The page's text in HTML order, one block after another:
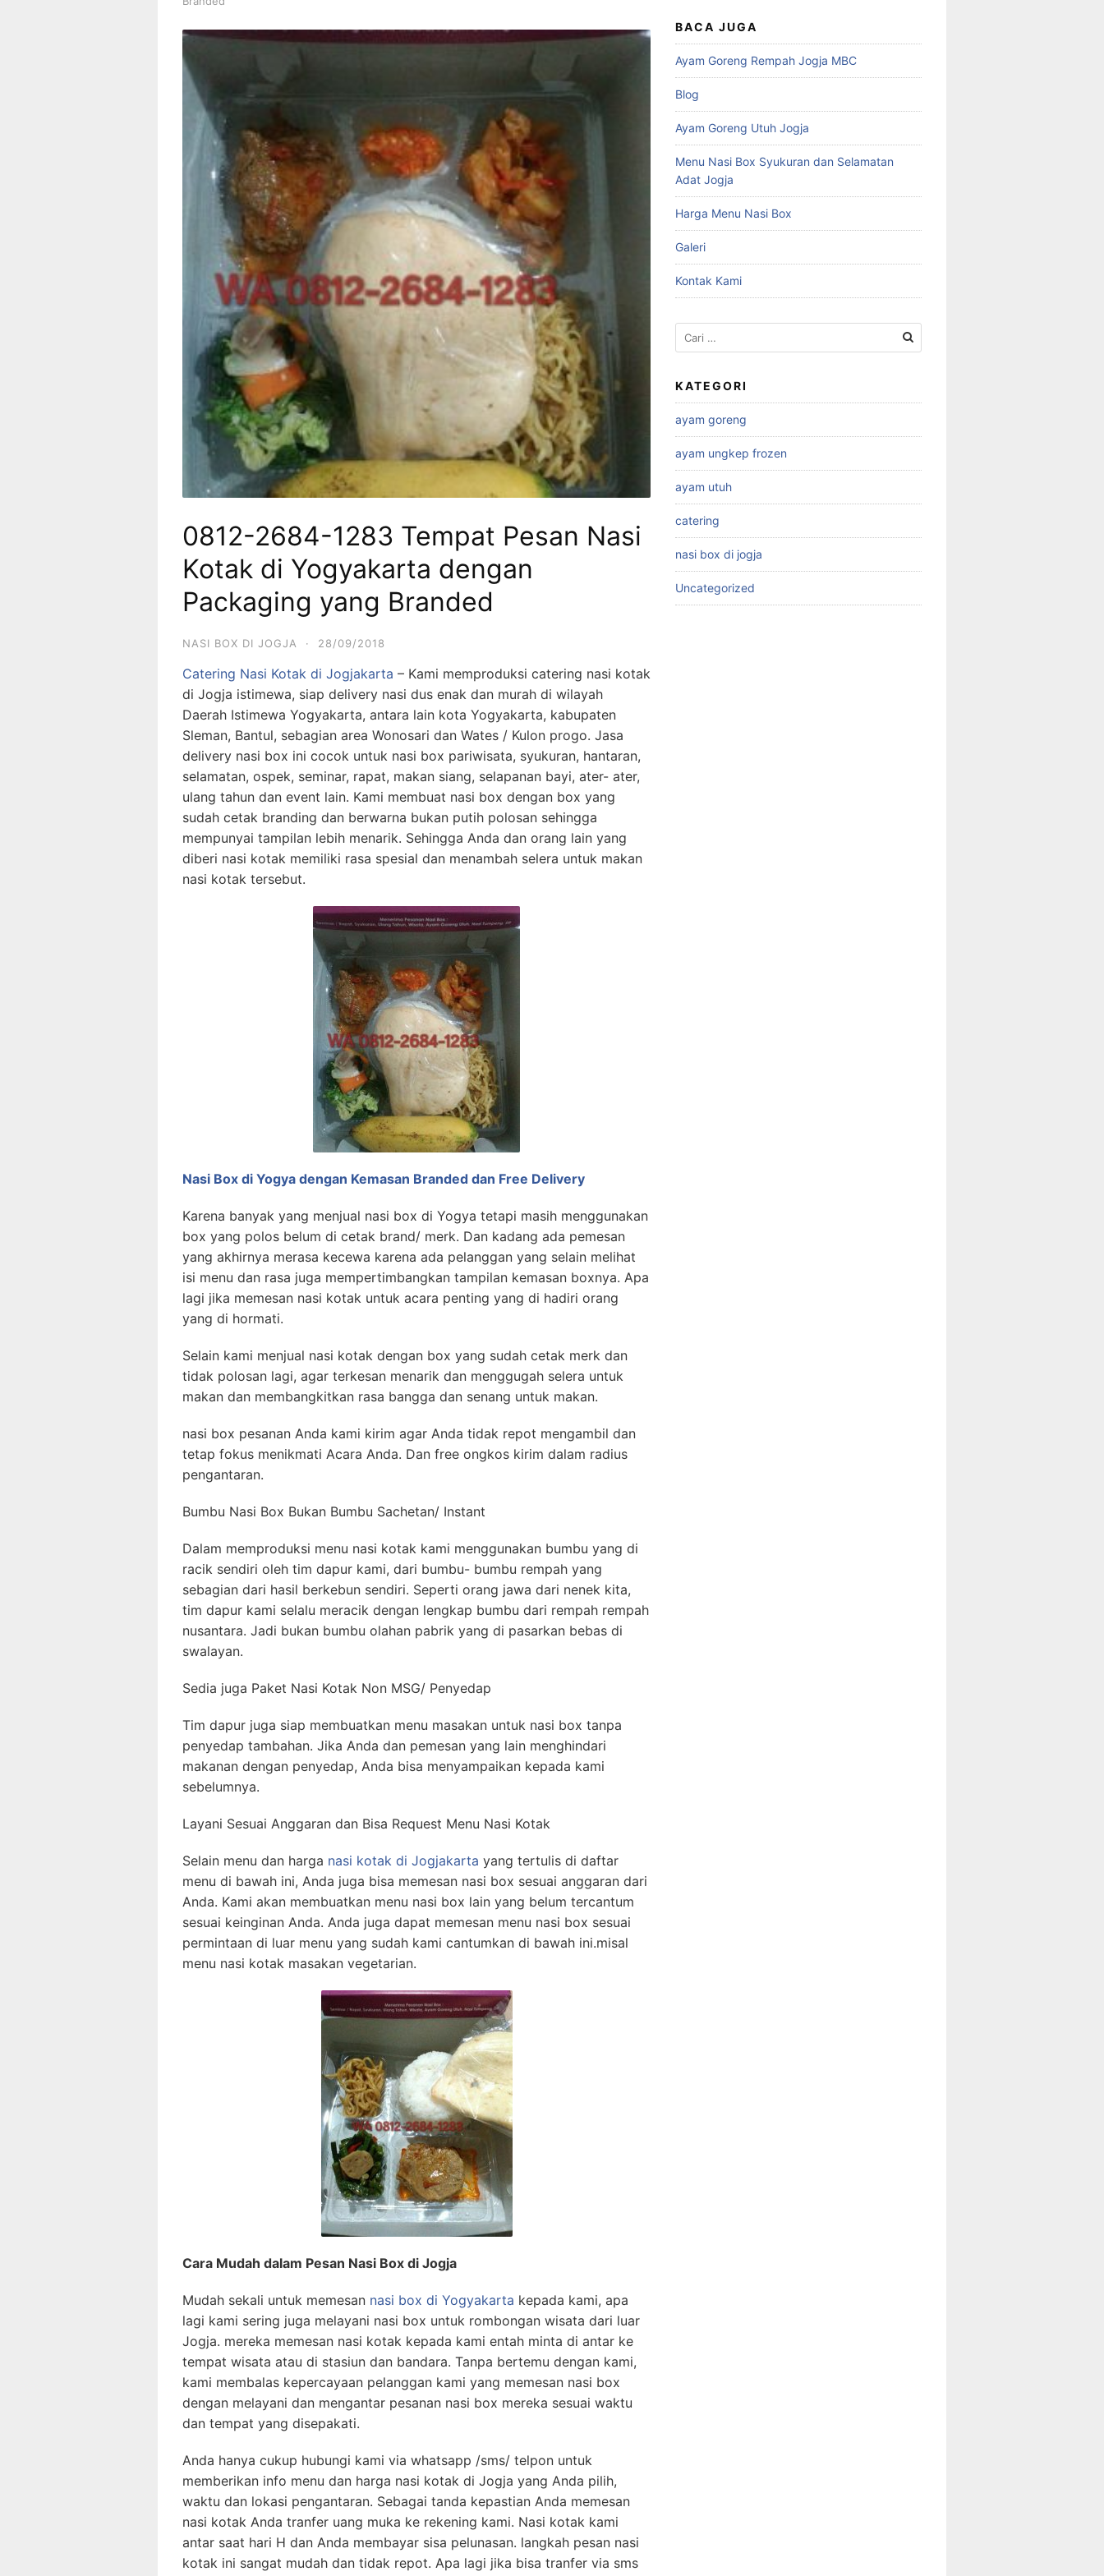
0812-2684-1283 Tempat Pesan Nasi
Kotak di Yogyakarta dengan
Packaging yang Branded
NASI BOX DI JOGJA · 28/09/2018
Catering Nasi Kotak di Jogjakarta – Kami memproduksi catering nasi kotak
di Jogja istimewa, siap delivery nasi dus enak dan murah di wilayah
Daerah Istimewa Yogyakarta, antara lain kota Yogyakarta, kabupaten
Sleman, Bantul, sebagian area Wonosari dan Wates / Kulon progo. Jasa
delivery nasi box ini cocok untuk nasi box pariwisata, syukuran, hantaran,
selamatan, ospek, seminar, rapat, makan siang, selapanan bayi, ater- ater,
ulang tahun dan event lain. Kami membuat nasi box dengan box yang
sudah cetak branding dan berwarna bukan putih polosan sehingga
mempunyai tampilan lebih menarik. Sehingga Anda dan orang lain yang
diberi nasi kotak memiliki rasa spesial dan menambah selera untuk makan
nasi kotak tersebut.
Nasi Box di Yogya dengan Kemasan Branded dan Free Delivery
Karena banyak yang menjual nasi box di Yogya tetapi masih menggunakan
box yang polos belum di cetak brand/ merk. Dan kadang ada pemesan
yang akhirnya merasa kecewa karena ada pelanggan yang selain melihat
isi menu dan rasa juga mempertimbangkan tampilan kemasan boxnya. Apa
lagi jika memesan nasi kotak untuk acara penting yang di hadiri orang
yang di hormati.
Selain kami menjual nasi kotak dengan box yang sudah cetak merk dan
tidak polosan lagi, agar terkesan menarik dan menggugah selera untuk
makan dan membangkitkan rasa bangga dan senang untuk makan.
nasi box pesanan Anda kami kirim agar Anda tidak repot mengambil dan
tetap fokus menikmati Acara Anda. Dan free ongkos kirim dalam radius
pengantaran.
Bumbu Nasi Box Bukan Bumbu Sachetan/ Instant
Dalam memproduksi menu nasi kotak kami menggunakan bumbu yang di
racik sendiri oleh tim dapur kami, dari bumbu- bumbu rempah yang
sebagian dari hasil berkebun sendiri. Seperti orang jawa dari nenek kita,
tim dapur kami selalu meracik dengan lengkap bumbu dari rempah rempah
nusantara. Jadi bukan bumbu olahan pabrik yang di pasarkan bebas di
swalayan.
Sedia juga Paket Nasi Kotak Non MSG/ Penyedap
Tim dapur juga siap membuatkan menu masakan untuk nasi box tanpa
penyedap tambahan. Jika Anda dan pemesan yang lain menghindari
makanan dengan penyedap, Anda bisa menyampaikan kepada kami
sebelumnya.
Layani Sesuai Anggaran dan Bisa Request Menu Nasi Kotak
Selain menu dan harga nasi kotak di Jogjakarta yang tertulis di daftar
menu di bawah ini, Anda juga bisa memesan nasi box sesuai anggaran dari
Anda. Kami akan membuatkan menu nasi box lain yang belum tercantum
sesuai keinginan Anda. Anda juga dapat memesan menu nasi box sesuai
permintaan di luar menu yang sudah kami cantumkan di bawah ini.misal
menu nasi kotak masakan vegetarian.
Cara Mudah dalam Pesan Nasi Box di Jogja
Mudah sekali untuk memesan nasi box di Yogyakarta kepada kami, apa
lagi kami sering juga melayani nasi box untuk rombongan wisata dari luar
Jogja. mereka memesan nasi kotak kepada kami entah minta di antar ke
tempat wisata atau di stasiun dan bandara. Tanpa bertemu dengan kami,
kami membalas kepercayaan pelanggan kami yang memesan nasi box
dengan melayani dan mengantar pesanan nasi box mereka sesuai waktu
dan tempat yang disepakati.
Anda hanya cukup hubungi kami via whatsapp /sms/ telpon untuk
memberikan info menu dan harga nasi kotak di Jogja yang Anda pilih,
waktu dan lokasi pengantaran. Sebagai tanda kepastian Anda memesan
nasi kotak Anda tranfer uang muka ke rekening kami. Nasi kotak kami
antar saat hari H dan Anda membayar sisa pelunasan. langkah pesan nasi
kotak ini sangat mudah dan tidak repot. Apa lagi jika bisa tranfer via sms
BACA JUGA
Ayam Goreng Rempah Jogja MBC
Blog
Ayam Goreng Utuh Jogja
Menu Nasi Box Syukuran dan Selamatan
Adat Jogja
Harga Menu Nasi Box
Galeri
Kontak Kami
Cari
untuk:
KATEGORI
ayam goreng
ayam ungkep frozen
ayam utuh
catering
nasi box di jogja
Uncategorized